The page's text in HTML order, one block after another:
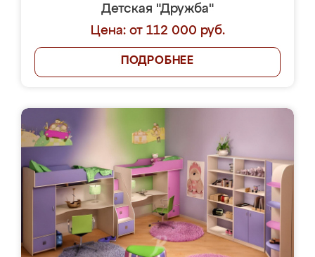
Детская "Дружба"
Цена: от 112 000 руб.
ПОДРОБНЕЕ